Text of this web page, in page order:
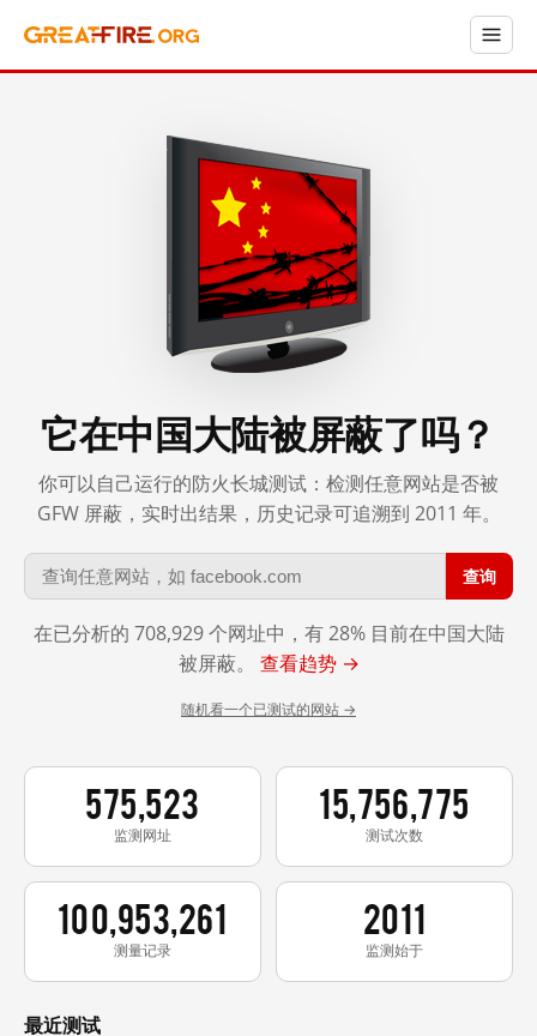
它在中国大陆被屏蔽了吗？
你可以自己运行的防火长城测试：检测任意网站是否被
GFW 屏蔽，实时出结果，历史记录可追溯到 2011 年。
查询
在已分析的 708,929 个网址中，有 28% 目前在中国大陆
被屏蔽。 查看趋势 →
随机看一个已测试的网站 →
575,523
监测网址
15,756,775
测试次数
100,953,261
测量记录
2011
监测始于
最近测试